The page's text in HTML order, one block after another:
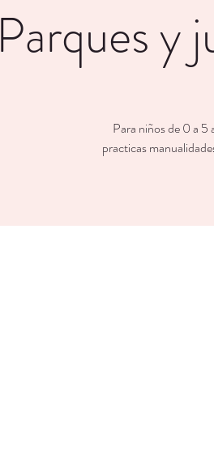
Parques y
Para niños de 0 a 5
practicas